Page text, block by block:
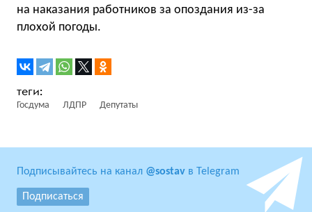
на наказания работников за опоздания из-за
плохой погоды.
Госдума ЛДПР Депутаты
Подписывайтесь на канал @sostav в Telegram
Подписаться